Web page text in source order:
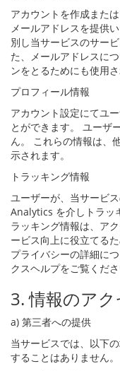
アカウントを作成また
メールアドレスを提供
別し当サービスのサー
た、メールアドレスに
ンをとるためにも使用さ
プロフィール情報
アカウント設定にてユ
とができます。 ユーザ
ん。 これらの情報は、
示されます。
トラッキング情報
ユーザーが、当サービ
Analytics を介しトラッ
ラッキング情報は、ア
ービス向上に役立てる
プライバシーの詳細に
クスヘルプをご覧くださ
3. 情報のア
a) 第三者への提供
当サービスでは、以下
することはありません。